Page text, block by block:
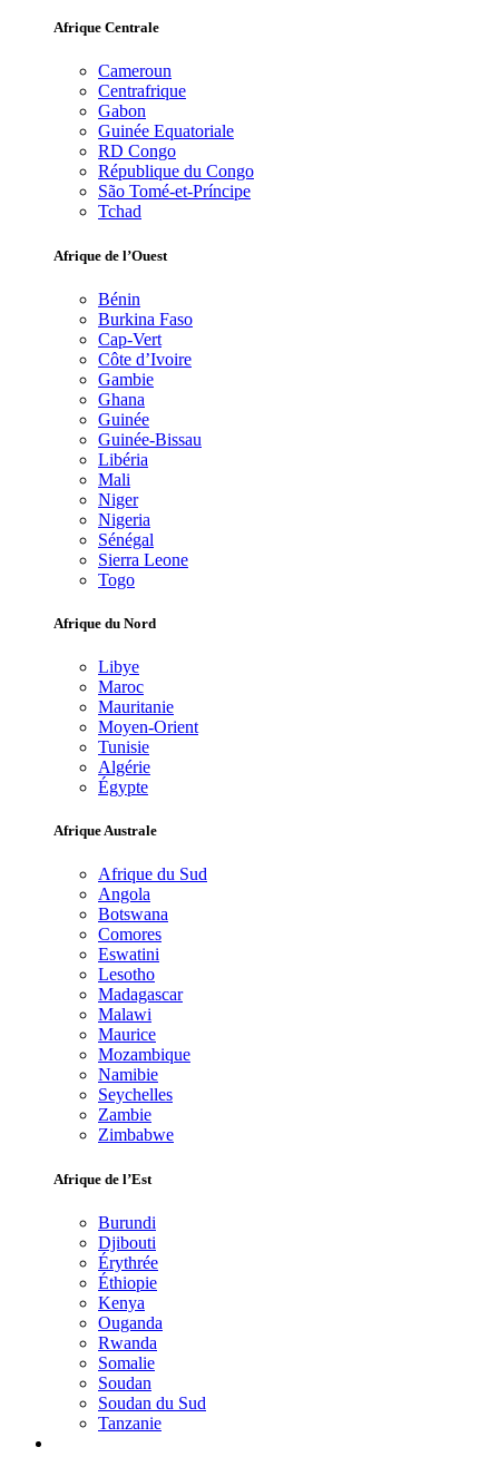
Afrique Centrale
Cameroun
Centrafrique
Gabon
Guinée Equatoriale
RD Congo
République du Congo
São Tomé-et-Príncipe
Tchad
Afrique de l’Ouest
Bénin
Burkina Faso
Cap-Vert
Côte d’Ivoire
Gambie
Ghana
Guinée
Guinée-Bissau
Libéria
Mali
Niger
Nigeria
Sénégal
Sierra Leone
Togo
Afrique du Nord
Libye
Maroc
Mauritanie
Moyen-Orient
Tunisie
Algérie
Égypte
Afrique Australe
Afrique du Sud
Angola
Botswana
Comores
Eswatini
Lesotho
Madagascar
Malawi
Maurice
Mozambique
Namibie
Seychelles
Zambie
Zimbabwe
Afrique de l’Est
Burundi
Djibouti
Érythrée
Éthiopie
Kenya
Ouganda
Rwanda
Somalie
Soudan
Soudan du Sud
Tanzanie